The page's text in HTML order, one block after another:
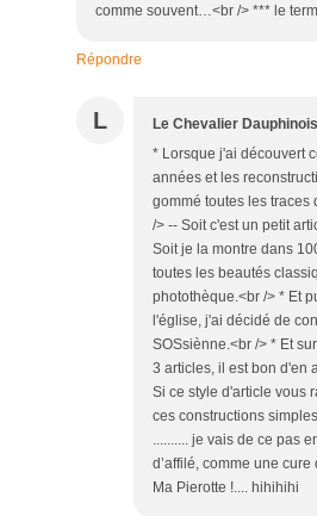
comme souvent…<br /> *** le
Répondre
L Le Chevalier Dauphinois
* Lorsque j'ai découvert
années et les
gommé toutes les traces
/> -- Soit c'est un petit
Soit je la montre dans
toutes les beautés
photothèque.<br /> * Et
l'église, j'ai décidé de
SOSsiènne.<br /> * Et
3 articles, il est bon d'en
Si ce style d'article vous
ces constructions
.......... je vais de ce pas
d’affilé, comme une
Ma Pierotte !.... hihihihi